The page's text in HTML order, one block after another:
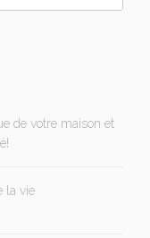
de votre maison et
la vie